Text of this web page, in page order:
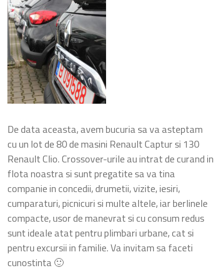
De data aceasta, avem bucuria sa va asteptam
cu un lot de 80 de masini Renault Captur si 130
Renault Clio. Crossover-urile au intrat de curand in
flota noastra si sunt pregatite sa va tina
companie in concedii, drumetii, vizite, iesiri,
cumparaturi, picnicuri si multe altele, iar berlinele
compacte, usor de manevrat si cu consum redus
sunt ideale atat pentru plimbari urbane, cat si
pentru excursii in familie. Va invitam sa faceti
cunostinta 🙂